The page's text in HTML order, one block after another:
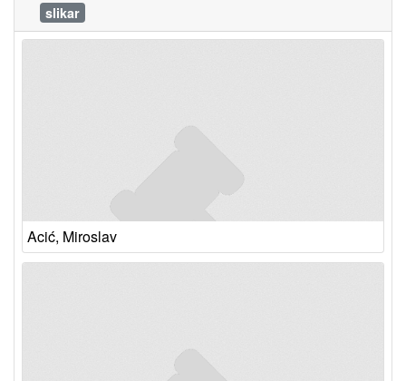
slikar
Acić, Miroslav